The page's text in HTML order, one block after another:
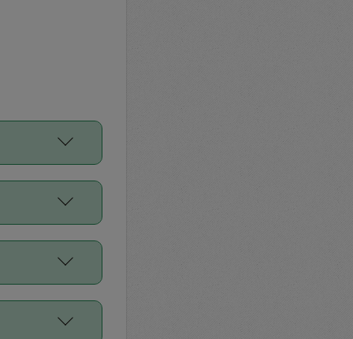
利用くださ
請すること
値、などで
／Diners